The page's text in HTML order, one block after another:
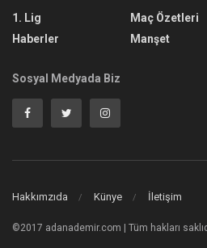
1. Lig
Haberler
Maç Özetleri
Manşet
Sosyal Medyada Biz
Hakkımzıda Künye İletişim
©2017 adanademir.com | Tüm hakları